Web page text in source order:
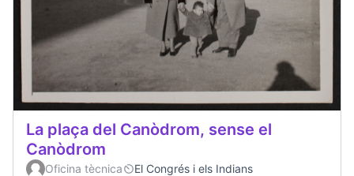
La plaça del Canòdrom, sense el
Canòdrom
Oficina tècnica
El Congrés i els Indians